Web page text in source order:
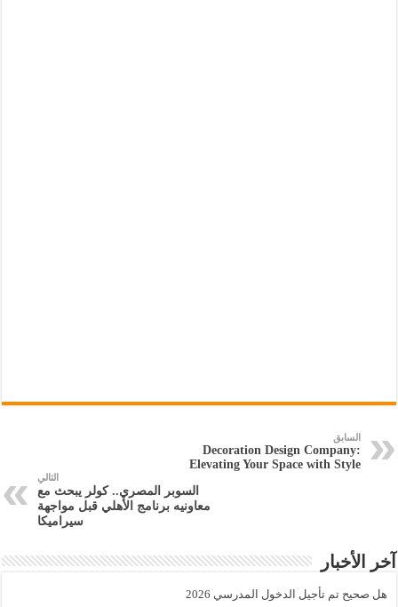
السابق
Decoration Design Company:
Elevating Your Space with Style
التالي
السوبر المصري.. كولر يبحث مع
معاونيه برنامج الأهلي قبل مواجهة
سيراميكا
آخر الأخبار
هل صحيح تم تأجيل الدخول المدرسي 2026